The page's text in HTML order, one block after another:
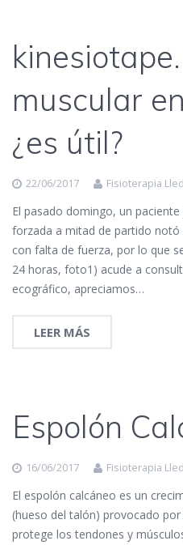
muscular
¿es útil?
22/06/2017 Fisioterapia
El pasado domingo, un
forzada a mitad de partido
con falta de fuerza, por lo que
24 horas, foto1) acude a
ecográfico, apreciamos…
LEER MÁS
Espolón
16/06/2017 Fisioterapia
El espolón calcáneo es un
(hueso del talón) provocado
protege los tendones y